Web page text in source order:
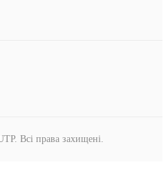
Всі права захищені.